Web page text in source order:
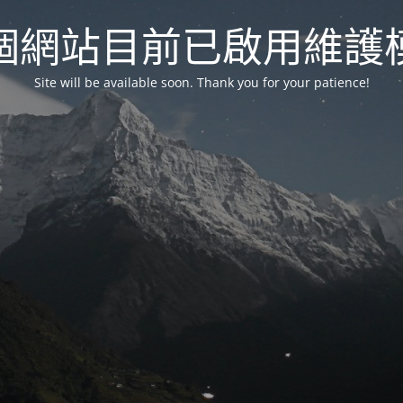
網站目前已啟用維護
Site will be available soon. Thank you for your patience!